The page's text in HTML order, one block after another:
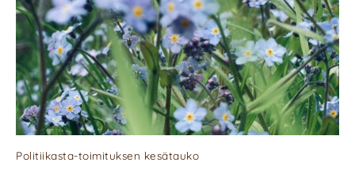
Politiikasta-toimituksen kesätauko